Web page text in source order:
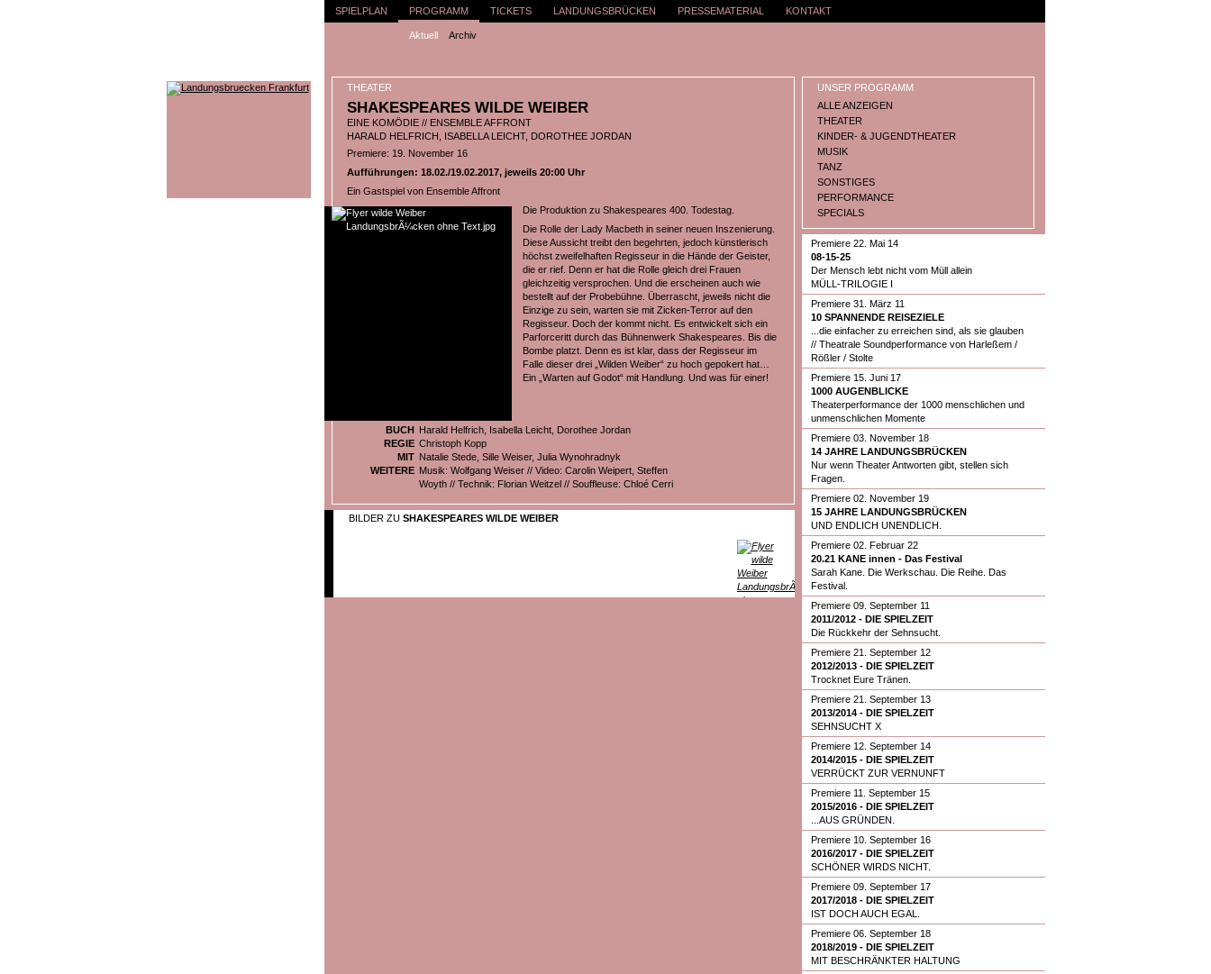
SPIELPLAN PROGRAMM
Aktuell Archiv
TICKETS LANDUNGSBRÜCKEN PRESSEMATERIAL KONTAKT
THEATER
SHAKESPEARES WILDE WEIBER
EINE KOMÖDIE // ENSEMBLE AFFRONT
HARALD HELFRICH, ISABELLA LEICHT, DOROTHEE JORDAN
Premiere: 19. November 16
Aufführungen: 18.02./19.02.2017, jeweils 20:00 Uhr
Ein Gastspiel von Ensemble Affront
Die Produktion zu Shakespeares 400. Todestag.
Die Rolle der Lady Macbeth in seiner neuen Inszenierung.
Diese Aussicht treibt den begehrten, jedoch künstlerisch
höchst zweifelhaften Regisseur in die Hände der Geister,
die er rief. Denn er hat die Rolle gleich drei Frauen
gleichzeitig versprochen. Und die erscheinen auch wie
bestellt auf der Probebühne. Überrascht, jeweils nicht die
Einzige zu sein, warten sie mit Zicken-Terror auf den
Regisseur. Doch der kommt nicht. Es entwickelt sich ein
Parforceritt durch das Bühnenwerk Shakespeares. Bis die
Bombe platzt. Denn es ist klar, dass der Regisseur im
Falle dieser drei „Wilden Weiber“ zu hoch gepokert hat…
Ein „Warten auf Godot“ mit Handlung. Und was für einer!
BUCH Harald Helfrich, Isabella Leicht, Dorothee Jordan
REGIE Christoph Kopp
MIT Natalie Stede, Sille Weiser, Julia Wynohradnyk
WEITERE Musik: Wolfgang Weiser // Video: Carolin Weipert, Steffen
Woyth // Technik: Florian Weitzel // Souffleuse: Chloé Cerri
BILDER ZU SHAKESPEARES WILDE WEIBER
UNSER PROGRAMM
ALLE ANZEIGEN
THEATER
KINDER- & JUGENDTHEATER
MUSIK
TANZ
SONSTIGES
PERFORMANCE
SPECIALS
Premiere 22. Mai 14
08-15-25
Der Mensch lebt nicht vom Müll allein
MÜLL-TRILOGIE I
Premiere 31. März 11
10 SPANNENDE REISEZIELE
...die einfacher zu erreichen sind, als sie glauben
// Theatrale Soundperformance von Harleßem /
Rößler / Stolte
Premiere 15. Juni 17
1000 AUGENBLICKE
Theaterperformance der 1000 menschlichen und
unmenschlichen Momente
Premiere 03. November 18
14 JAHRE LANDUNGSBRÜCKEN
Nur wenn Theater Antworten gibt, stellen sich
Fragen.
Premiere 02. November 19
15 JAHRE LANDUNGSBRÜCKEN
UND ENDLICH UNENDLICH.
Premiere 02. Februar 22
20.21 KANE innen - Das Festival
Sarah Kane. Die Werkschau. Die Reihe. Das
Festival.
Premiere 09. September 11
2011/2012 - DIE SPIELZEIT
Die Rückkehr der Sehnsucht.
Premiere 21. September 12
2012/2013 - DIE SPIELZEIT
Trocknet Eure Tränen.
Premiere 21. September 13
2013/2014 - DIE SPIELZEIT
SEHNSUCHT X
Premiere 12. September 14
2014/2015 - DIE SPIELZEIT
VERRÜCKT ZUR VERNUNFT
Premiere 11. September 15
2015/2016 - DIE SPIELZEIT
...AUS GRÜNDEN.
Premiere 10. September 16
2016/2017 - DIE SPIELZEIT
SCHÖNER WIRDS NICHT.
Premiere 09. September 17
2017/2018 - DIE SPIELZEIT
IST DOCH AUCH EGAL.
Premiere 06. September 18
2018/2019 - DIE SPIELZEIT
MIT BESCHRÄNKTER HALTUNG